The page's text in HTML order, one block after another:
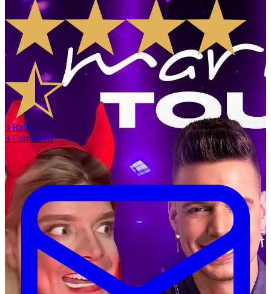
3 Rates
3 Comments